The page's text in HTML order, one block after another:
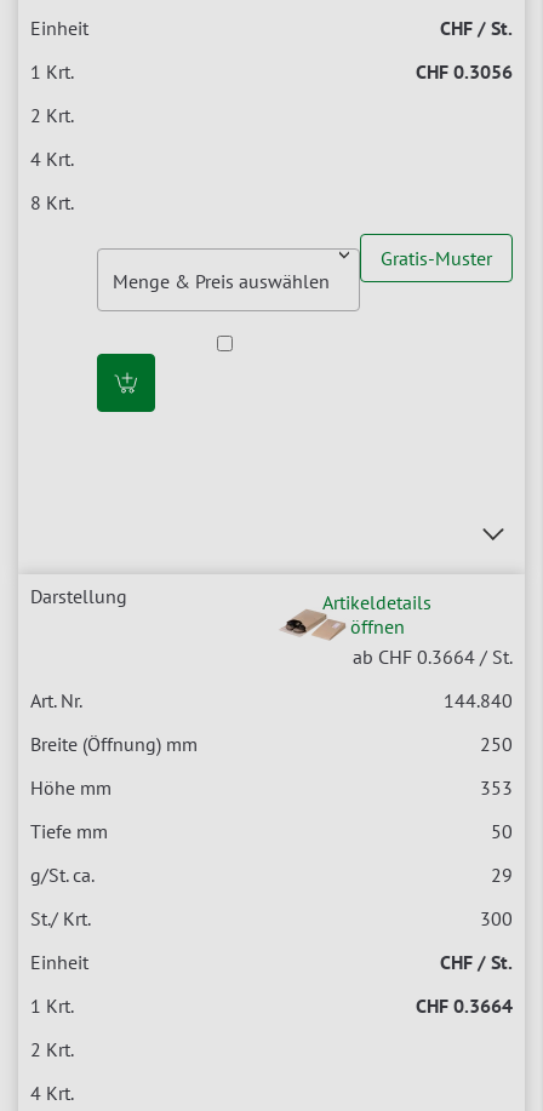
CHF / St.
CHF 0.3056
Gratis-Muster
Artikeldetails
öffnen
ab CHF 0.3664 / St.
144.840
250
353
50
29
300
CHF / St.
CHF 0.3664